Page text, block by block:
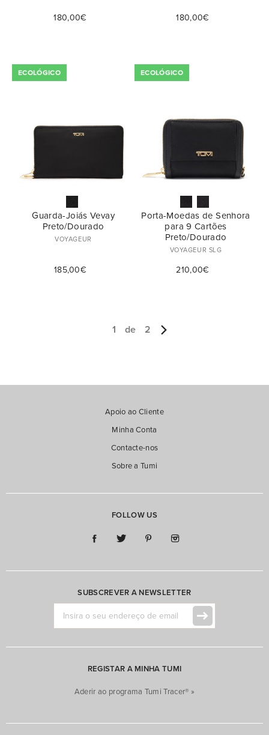
180,00€ 180,00€
ECOLÓGICO
Guarda-Joiás Vevay
Preto/Dourado
VOYAGEUR
185,00€
ECOLÓGICO
Porta-Moedas de Senhora
para 9 Cartões
Preto/Dourado
VOYAGEUR SLG
210,00€
1 de 2
Apoio ao Cliente
Minha Conta
Contacte-nos
Sobre a Tumi
FOLLOW US
SUBSCREVER A NEWSLETTER
REGISTAR A MINHA TUMI
Aderir ao programa Tumi Tracer® »